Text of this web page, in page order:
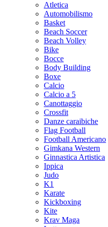
Atletica
Automobilismo
Basket
Beach Soccer
Beach Volley
Bike
Bocce
Body Building
Boxe
Calcio
Calcio a 5
Canottaggio
Crossfit
Danze caraibiche
Flag Football
Football Americano
Gimkana Western
Ginnastica Artistica
Ippica
Judo
K1
Karate
Kickboxing
Kite
Krav Maga